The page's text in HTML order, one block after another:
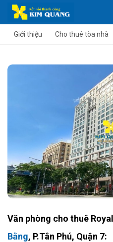
Giới thiệu Cho thuê tòa nhà
Văn phòng cho thuê
Bằng, P.Tân Phú, Quận 7: